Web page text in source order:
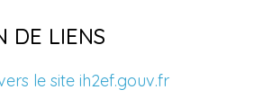
DE LIENS
le site ih2ef.gouv.fr